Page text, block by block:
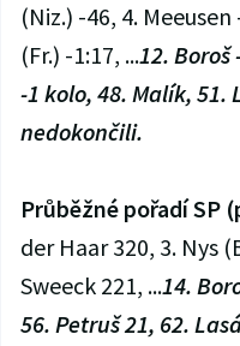
(Niz.) -46, 4.
(Fr.) -1:17, ...12. Boroš
-1 kolo, 48. Malík, 51.
nedokončili.
Průběžné pořadí SP
der Haar 320, 3. Nys
Sweeck 221, ...14.
56. Petruš 21, 62.